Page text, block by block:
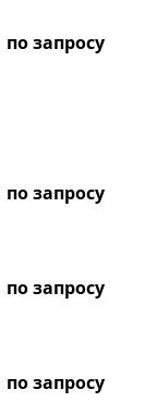
по запросу
по запросу
по запросу
по запросу